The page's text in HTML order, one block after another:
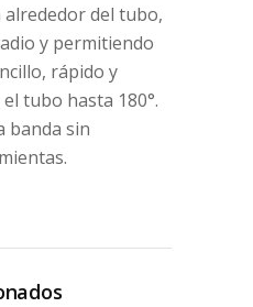
del tubo,
y permitiendo
rápido y
tubo hasta 180°.
banda sin